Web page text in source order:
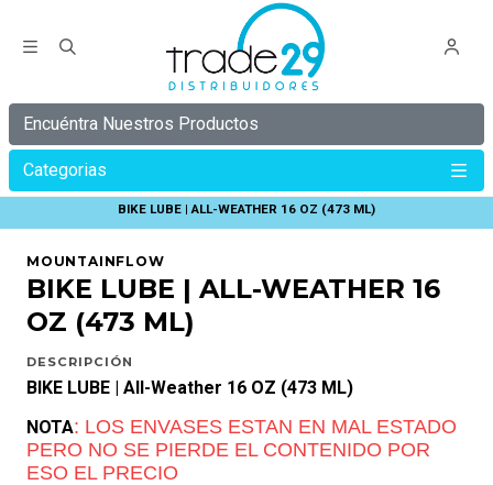
Encuéntra Nuestros Productos
Categorias
BIKE LUBE | ALL-WEATHER 16 OZ (473 ML)
MOUNTAINFLOW
BIKE LUBE | ALL-WEATHER 16
OZ (473 ML)
DESCRIPCIÓN
BIKE LUBE | All-Weather 16 OZ (473 ML)
NOTA: LOS ENVASES ESTAN EN MAL ESTADO
PERO NO SE PIERDE EL CONTENIDO POR
ESO EL PRECIO